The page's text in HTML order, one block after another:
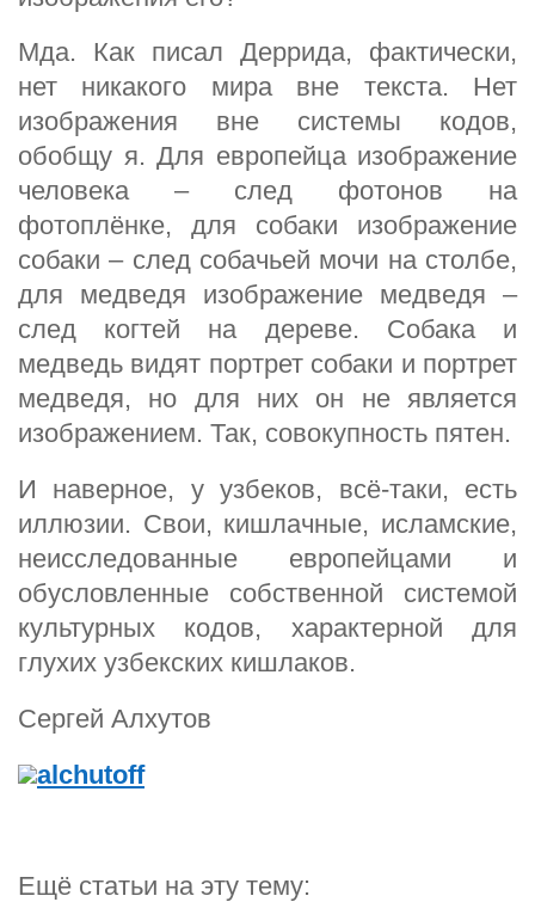
Мда. Как писал Деррида, фактически,
нет никакого мира вне текста. Нет
изображения вне системы кодов,
обобщу я. Для европейца изображение
человека – след фотонов на
фотоплёнке, для собаки изображение
собаки – след собачьей мочи на столбе,
для медведя изображение медведя –
след когтей на дереве. Собака и
медведь видят портрет собаки и портрет
медведя, но для них он не является
изображением. Так, совокупность пятен.
И наверное, у узбеков, всё-таки, есть
иллюзии. Свои, кишлачные, исламские,
неисследованные европейцами и
обусловленные собственной системой
культурных кодов, характерной для
глухих узбекских кишлаков.
Сергей Алхутов
alchutoff
Ещё статьи на эту тему: